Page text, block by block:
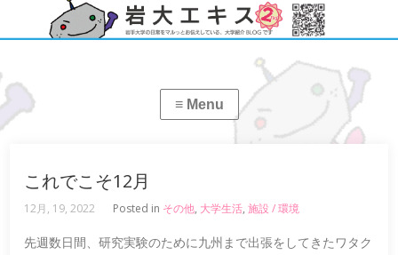
これでこそ12月
12月, 19, 2022 Posted in その他, 大学生活,施設 / 環境
先週数日間、研究実験のために九州まで出張をしてきたワタク